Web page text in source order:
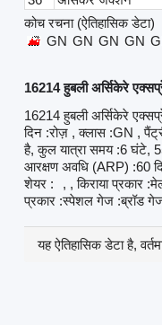
कोच रचना (ऐतिहासिक डेटा)
GN GN GN GN
16214 हुबली अर्सिकेरे
16214 हुबली अर्सिकेरे
दिन :रोज़ , क्लास :GN ,
है, कुल यात्रा समय :6 घंटे,
आरक्षण अवधि (ARP) :60
शेयर :
, , किराया प्रकार
प्रकार :स्पेशल गेज :ब्रॉड
यह ऐतिहासिक डेटा है,